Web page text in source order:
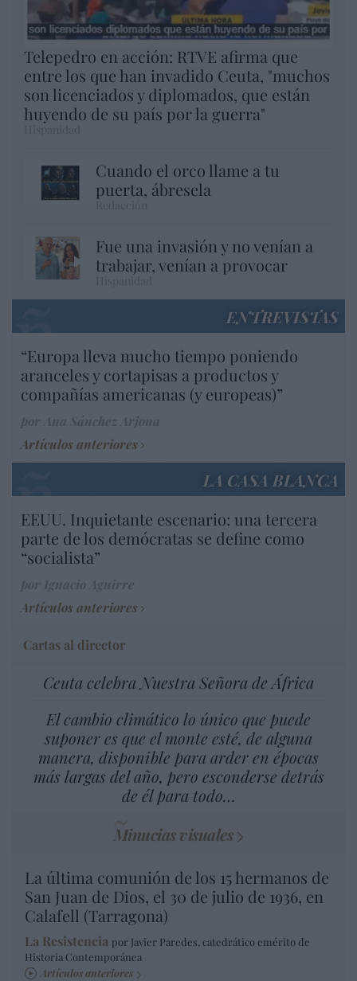
Telepedro en acción: RTVE afirma que
entre los que han invadido Ceuta, "muchos
son licenciados y diplomados, que están
huyendo de su país por la guerra"
Cuando el orco llame a tu
puerta, ábresela
Fue una invasión y no venían a
trabajar, venían a provocar
ENTREVISTAS
“Europa lleva mucho tiempo poniendo
aranceles y cortapisas a productos y
compañías americanas (y europeas)”
Artículos anteriores
LA CASA BLANCA
EEUU. Inquietante escenario: una tercera
parte de los demócratas se define como
“socialista”
Artículos anteriores
Cartas al director
Ceuta celebra Nuestra Señora de África
El cambio climático lo único que puede
suponer es que el monte esté, de alguna
manera, disponible para arder en épocas
más largas del año, pero esconderse detrás
de él para todo…
Minucias visuales
La última comunión de los 15 hermanos de
San Juan de Dios, el 30 de julio de 1936, en
Calafell (Tarragona)
La Resistencia por Javier Paredes, catedrático emérito de
Historia Contemporánea
Artículos anteriores